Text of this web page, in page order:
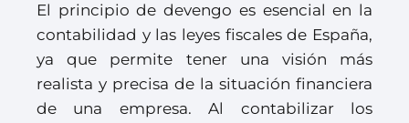
El principio de devengo es esencial en la
contabilidad y las leyes fiscales de España,
ya que permite tener una visión más
realista y precisa de la situación financiera
de una empresa. Al contabilizar los